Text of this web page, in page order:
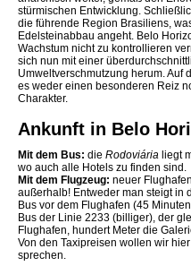
stürmischen Entwicklung.
die führende Region Brasiliens,
Edelsteinabbau angeht. Belo
Wachstum nicht zu kontrollieren
sich nun mit einer
Umweltverschmutzung herum. Auf
es weder einen besonderen Reiz
Charakter.
Ankunft in Belo
Mit dem Bus: die Rodoviária liegt
wo auch alle Hotels zu finden sind.
Mit dem Flugzeug: neuer
außerhalb! Entweder man steigt in
Bus vor dem Flughafen (45
Bus der Linie 2233 (billiger), der
Flughafen, hundert Meter die
Von den Taxipreisen wollen wir
sprechen.